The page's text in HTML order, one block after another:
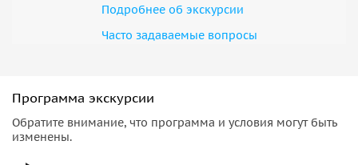
Подробнее об экскурсии
Часто задаваемые вопросы
Программа экскурсии
Обратите внимание, что программа и условия могут быть
изменены.